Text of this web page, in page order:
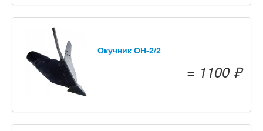
Окучник ОН-2/2
= 1100 ₽